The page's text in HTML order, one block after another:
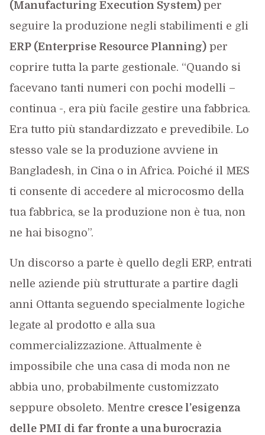
(Manufacturing Execution System) per
seguire la produzione negli stabilimenti e gli
ERP (Enterprise Resource Planning)per
coprire tutta la parte gestionale. “Quando si
facevano tanti numeri con pochi modelli –
continua -, era più facile gestire una fabbrica.
Era tutto più standardizzato e prevedibile. Lo
stesso vale se la produzione avviene in
Bangladesh, in Cina o in Africa. Poiché il MES
ti consente di accedere al microcosmo della
tua fabbrica, se la produzione non è tua, non
ne hai bisogno”.
Un discorso a parte è quello degli ERP, entrati
nelle aziende più strutturate a partire dagli
anni Ottanta seguendo specialmente logiche
legate al prodotto e alla sua
commercializzazione. Attualmente è
impossibile che una casa di moda non ne
abbia uno, probabilmente customizzato
seppure obsoleto. Mentre cresce l’esigenza
delle PMI di far fronte a una burocrazia